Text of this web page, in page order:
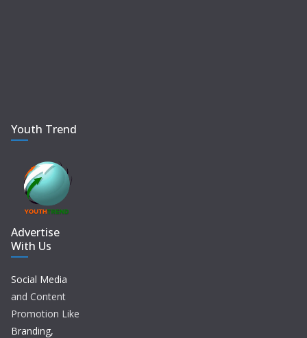
Youth Trend
Advertise
With Us
Social Media
and Content
Promotion Like
Branding,